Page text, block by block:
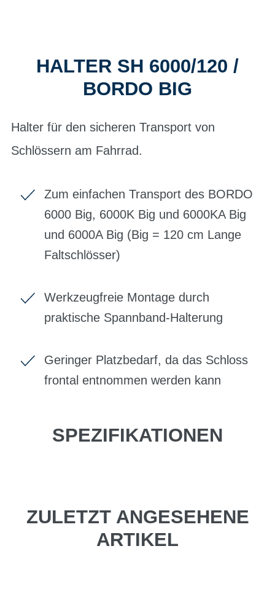
HALTER SH 6000/120 /
BORDO BIG
Halter für den sicheren Transport von
Schlössern am Fahrrad.
Zum einfachen Transport des BORDO
6000 Big, 6000K Big und 6000KA Big
und 6000A Big (Big = 120 cm Lange
Faltschlösser)
Werkzeugfreie Montage durch
praktische Spannband-Halterung
Geringer Platzbedarf, da das Schloss
frontal entnommen werden kann
SPEZIFIKATIONEN
ZULETZT ANGESEHENE
ARTIKEL